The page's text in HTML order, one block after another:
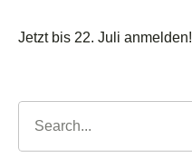
Jetzt bis 22. Juli anmelden!